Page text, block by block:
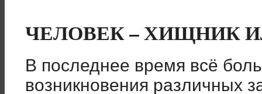
ЧЕЛОВЕК – ХИЩНИК
В последнее время всё
возникновения различных